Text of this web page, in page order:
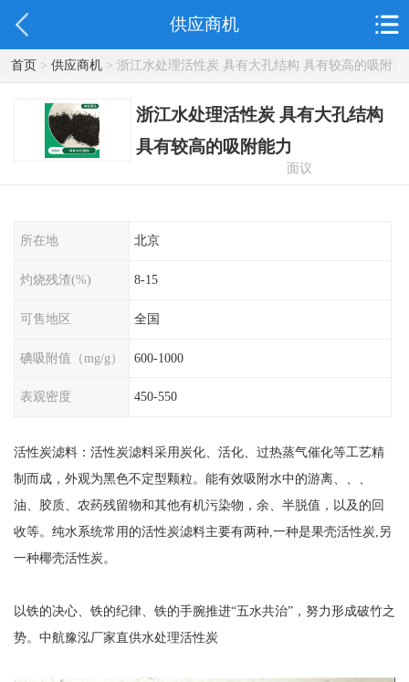
供应商机
首页> 供应商机> 浙江水处理活性炭 具有大孔结构 具有较高的吸附
能力
浙江水处理活性炭 具有大孔结构
具有较高的吸附能力
面议
所在地 北京
灼烧残渣(%) 8-15
可售地区 全国
碘吸附值（mg/g） 600-1000
表观密度 450-550
活性炭滤料：活性炭滤料采用炭化、活化、过热蒸气催化等工艺精
制而成，外观为黑色不定型颗粒。能有效吸附水中的游离、、、
油、胶质、农药残留物和其他有机污染物，余、半脱值，以及的回
收等。纯水系统常用的活性炭滤料主要有两种,一种是果壳活性炭,另
一种椰壳活性炭。
以铁的决心、铁的纪律、铁的手腕推进“五水共治”，努力形成破竹之
势。中航豫泓厂家直供水处理活性炭